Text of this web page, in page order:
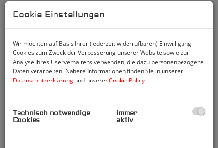
über elektrische Einbaugeräte (E-Herd, Geschirrspüler,
Kühlschrank, Gefrierschrank. In der Küche
(Küchenbereich im Wohnzimmer) befindet sich ein
Vinylboden. Die Fenster sind dreifach verglast und
schalldicht. Die Böden sind mit Parkett und Laminat
verlegt. In den Sanitärräumen verfließt. Alle
wird mit Gas mittels Gaskonvektoren beheizt.
Cookie Einstellungen
Wir möchten auf Basis Ihrer (jederzeit widerrufbaren) Einwilligung
Cookies zum Zweck der Verbesserung unserer Website sowie zur
Analyse Ihres Userverhaltens verwenden, die dazu personenbezogene
Daten verarbeiten. Nähere Informationen finden Sie in unserer
Datenschutzerklärung und unsererCookie Policy.
Technisch notwendige
Cookies
immer
aktiv